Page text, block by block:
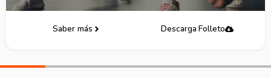
Saber más Descarga Folleto